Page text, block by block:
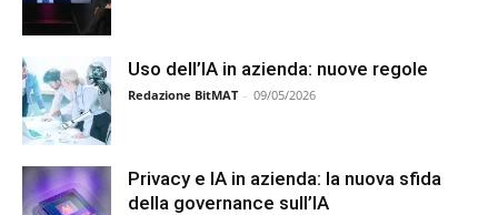
Uso dell’IA in azienda: nuove regole
Redazione BitMAT - 09/05/2026
Privacy e IA in azienda: la nuova sfida
della governance sull’IA